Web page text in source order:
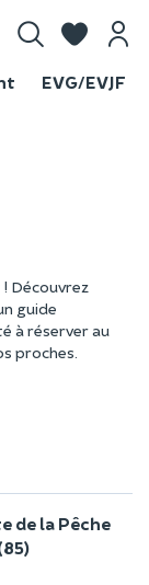
EVG/EVJF
Découvrez
guide
à réserver au
proches.
de la Pêche